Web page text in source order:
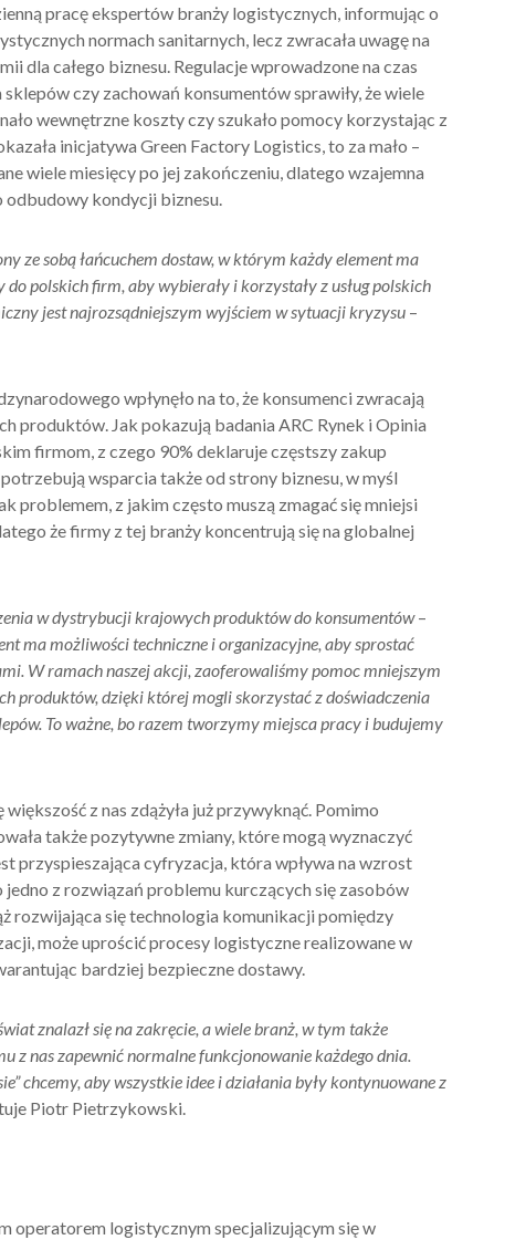
pracę ekspertów branży logistycznych, informując o
normach sanitarnych, lecz zwracała uwagę na
dla całego biznesu. Regulacje wprowadzone na czas
czy zachowań konsumentów sprawiły, że wiele
wewnętrzne koszty czy szukało pomocy korzystając z
inicjatywa Green Factory Logistics, to za mało –
wiele miesięcy po jej zakończeniu, dlatego wzajemna
odbudowy kondycji biznesu.
ze sobą łańcuchem dostaw, w którym każdy element ma
polskich firm, aby wybierały i korzystały z usług polskich
jest najrozsądniejszym wyjściem w sytuacji kryzysu –
wpłynęło na to, że konsumenci zwracają
produktów. Jak pokazują badania ARC Rynek i Opinia
firmom, z czego 90% deklaruje częstszy zakup
wsparcia także od strony biznesu, w myśl
problemem, z jakim często muszą zmagać się mniejsi
że firmy z tej branży koncentrują się na globalnej
w dystrybucji krajowych produktów do konsumentów–
ma możliwości techniczne i organizacyjne, aby sprostać
W ramach naszej akcji, zaoferowaliśmy pomoc mniejszym
produktów, dzięki której mogli skorzystać z doświadczenia
To ważne, bo razem tworzymy miejsca pracy i budujemy
z nas zdążyła już przywyknąć. Pomimo
także pozytywne zmiany, które mogą wyznaczyć
przyspieszająca cyfryzacja, która wpływa na wzrost
z rozwiązań problemu kurczących się zasobów
rozwijająca się technologia komunikacji pomiędzy
może uprościć procesy logistyczne realizowane w
bardziej bezpieczne dostawy.
znalazł się na zakręcie, a wiele branż, w tym także
z nas zapewnić normalne funkcjonowanie każdego dnia.
”chcemy, aby wszystkie idee i działania były kontynuowane z
Piotr Pietrzykowski.
operatorem logistycznym specjalizującym się w